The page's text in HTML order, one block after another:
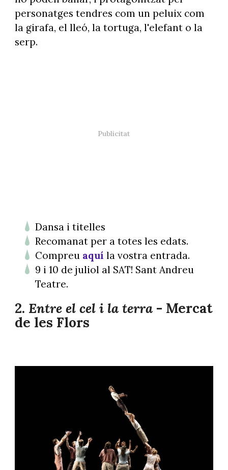
personatges tendres com un peluix com
la girafa, el lleó, la tortuga, l'elefant o la
serp.
Dansa i titelles
Recomanat per a totes les edats.
Compreu aquí la vostra entrada.
9 i 10 de juliol al SAT! Sant Andreu
Teatre.
2. Entre el cel i la terra- Mercat
de les Flors